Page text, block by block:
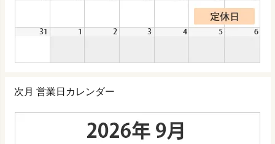
次月 営業日カレンダー